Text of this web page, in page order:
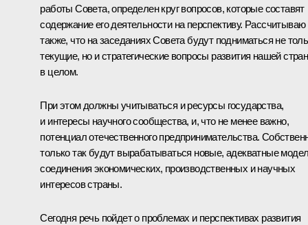
работы Совета, определен круг вопросов, которые составят
содержание его деятельности на перспективу. Рассчитываю
также, что на заседаниях Совета будут подниматься не
текущие, но и стратегические вопросы развития нашей
в целом.
При этом должны учитываться и ресурсы государства,
и интересы научного сообщества, и, что не менее важно,
потенциал отечественного предпринимательства.
только так будут вырабатываться новые, адекватные
соединения экономических, производственных и научных
интересов страны.
Сегодня речь пойдет о проблемах и перспективах развития